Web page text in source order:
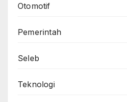
Otomotif
Pemerintah
Seleb
Teknologi